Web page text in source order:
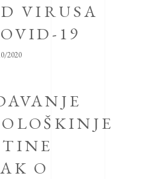
VIRUSA
19
2020
O